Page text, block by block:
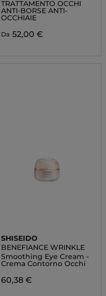
TRATTAMENTO OCCHI
ANTI-BORSE ANTI-
OCCHIAIE
Da 52,00 €
SHISEIDO
BENEFIANCE WRINKLE
Smoothing Eye Cream -
Crema Contorno Occhi
60,38 €